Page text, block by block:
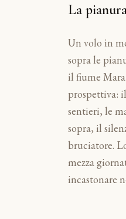
La
Un volo in
sopra le
il fiume
prospettiva:
sentieri, le
sopra, il
bruciatore.
mezza
incastonare